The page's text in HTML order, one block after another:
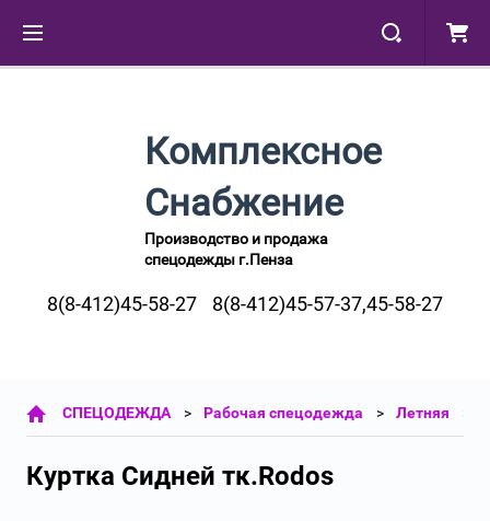
Комплексное
Снабжение
Производство и продажа
спецодежды г.Пенза
8(8-412)45-58-27 8(8-412)45-57-37,45-58-27
СПЕЦОДЕЖДА Рабочая спецодежда Летняя
Куртка Сидней тк.Rodos